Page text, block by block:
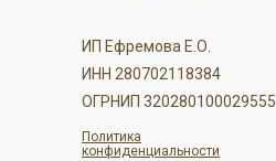
Политика
конфиденциальности
ОГРНИП 320280100029555
ИНН 280702118384
ИП Ефремова Е.О.